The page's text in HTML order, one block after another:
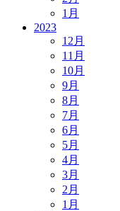
1月
2023
12月
11月
10月
9月
8月
7月
6月
5月
4月
3月
2月
1月